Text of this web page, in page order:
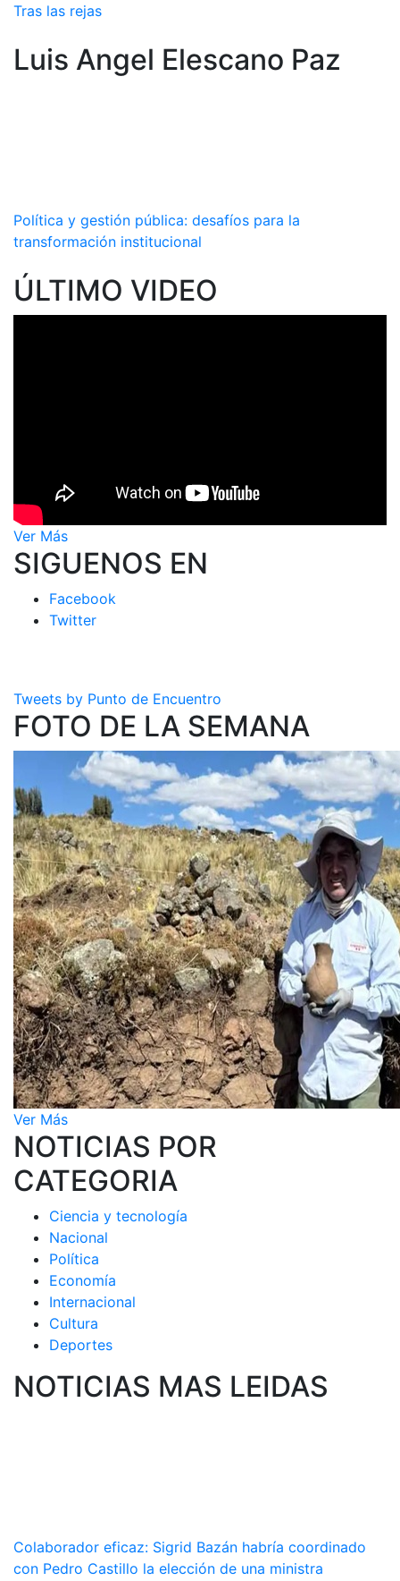
Tras las rejas
Luis Angel Elescano Paz
Política y gestión pública: desafíos para la
transformación institucional
ÚLTIMO VIDEO
Ver Más
SIGUENOS EN
Facebook
Twitter
Tweets by Punto de Encuentro
FOTO DE LA SEMANA
Ver Más
NOTICIAS POR
CATEGORIA
Ciencia y tecnología
Nacional
Política
Economía
Internacional
Cultura
Deportes
NOTICIAS MAS LEIDAS
Colaborador eficaz: Sigrid Bazán habría coordinado
con Pedro Castillo la elección de una ministra